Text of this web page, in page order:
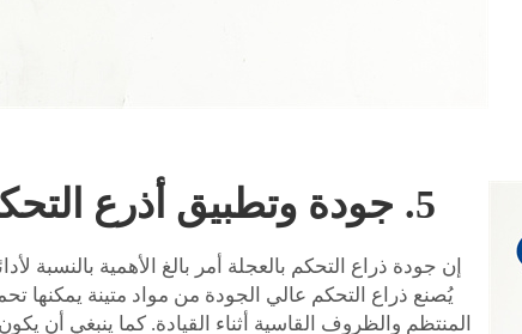
5. جودة وتطبيق أذرع التحكم بالعجلات
إن جودة ذراع التحكم بالعجلة أمر بالغ الأهمية بالنسبة
يُصنع ذراع التحكم عالي الجودة من مواد متينة يمكنها
المنتظم والظروف القاسية أثناء القيادة. كما ينبغي أن